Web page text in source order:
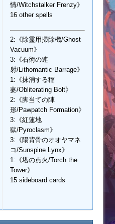
情/Witchstalker Frenzy》
16 other spells
2:《除霊用掃除機/Ghost
Vacuum》
3:《石術の連
射/Lithomantic Barrage》
1:《抹消する稲
妻/Obliterating Bolt》
2:《脚当ての陣
形/Pawpatch Formation》
3:《紅蓮地
獄/Pyroclasm》
3:《陽背骨のオオヤマネ
コ/Sunspine Lynx》
1:《塔の点火/Torch the
Tower》
15 sideboard cards